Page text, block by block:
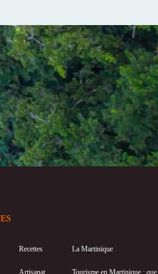
Recettes
Artisanat
La Martinique
Tourisme en Martinique :